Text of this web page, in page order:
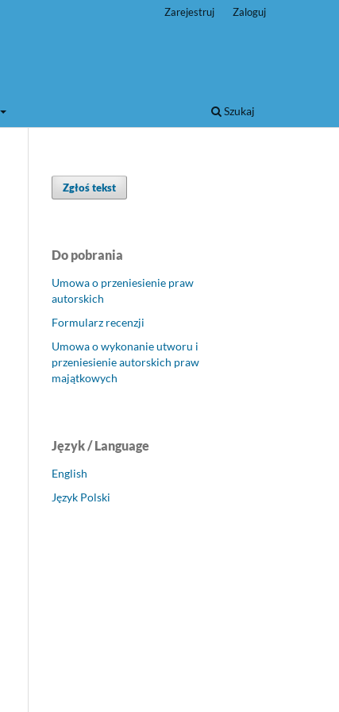
Szukaj
Zarejestruj Zaloguj
Zgłoś tekst
Do pobrania
Umowa o przeniesienie praw
autorskich
Formularz recenzji
Umowa o wykonanie utworu i
przeniesienie autorskich praw
majątkowych
Język / Language
English
Język Polski